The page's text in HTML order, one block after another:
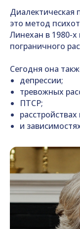
Диалектическая
это метод
Линехан в 1980-
пограничного
Сегодня она
депрессии;
тревожных
ПТСР;
и